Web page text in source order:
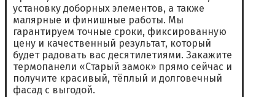
установку доборных элементов, а также
малярные и финишные работы. Мы
гарантируем точные сроки, фиксированную
цену и качественный результат, который
будет радовать вас десятилетиями. Закажите
термопанели «Старый замок» прямо сейчас и
получите красивый, тёплый и долговечный
фасад с выгодой.